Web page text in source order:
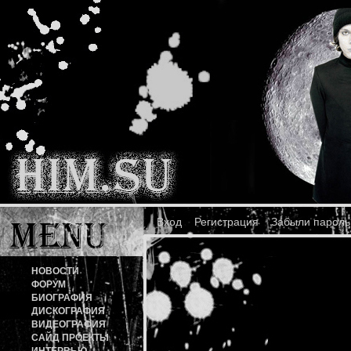
Вход Регистрация Забыли
НОВОСТИ
ФОРУМ
БИОГРАФИЯ
ДИСКОГРАФИЯ
ВИДЕОГРАФИЯ
САЙД ПРОЕКТЫ